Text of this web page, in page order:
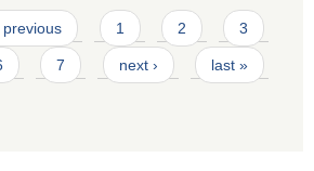
previous 1 2 3
7 next › last »